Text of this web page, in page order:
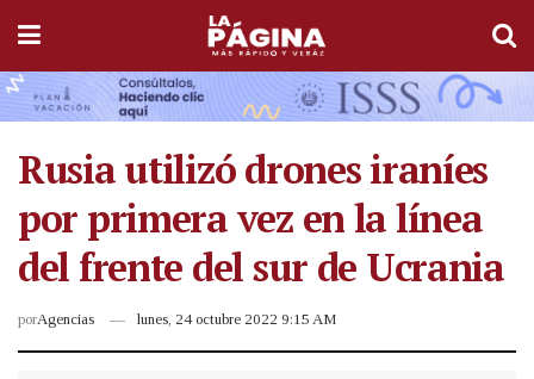
Rusia utilizó drones iraníes
por primera vez en la línea
del frente del sur de Ucrania
porAgencias lunes, 24 octubre 2022 9:15 AM